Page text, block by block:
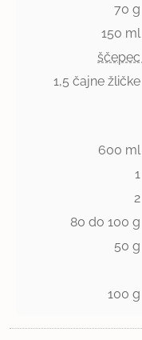
70 g
150 ml
ščepec
1,5 čajne žličke
600 ml
1
2
80 do 100 g
50 g
100 g